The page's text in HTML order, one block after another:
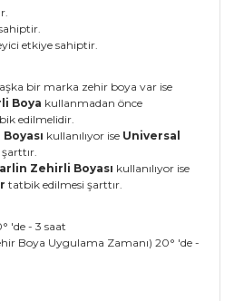
etkiye sahiptir.
bir marka zehir boya var ise
Boya kullanmadan önce
edilmelidir.
kullanılıyor ise Universal
Zehirli Boyası kullanılıyor ise
tatbik edilmesi şarttır.
'de - 3 saat
Boya Uygulama Zamanı) 20° 'de -